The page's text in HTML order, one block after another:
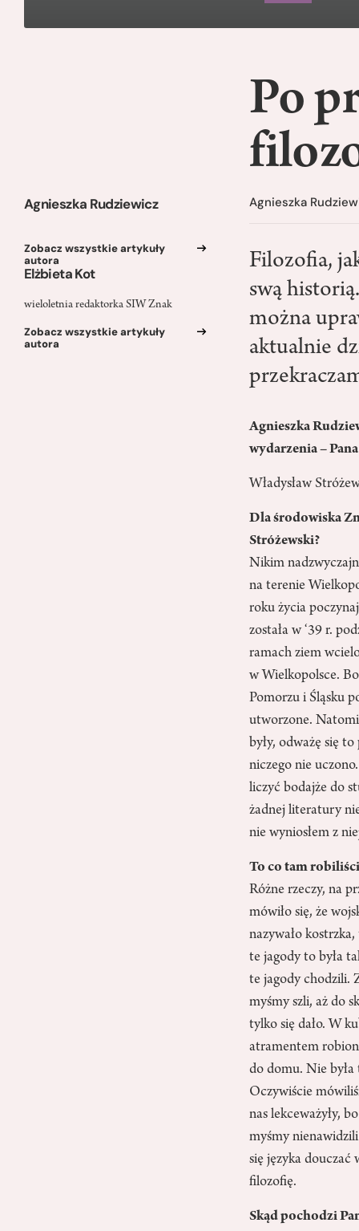
Agnieszka Rudziewicz
Zobacz wszystkie artykuły
autora
Elżbieta Kot
wieloletnia redaktorka SIW Znak
Zobacz wszystkie artykuły
autora
Po
Agnieszka
Filozofia,
swą
można
aktualnie
Agnieszka
wydarzenia –
Władysław
Dla środowiska
Stróżewski?
Nikim
na terenie
roku życia
została w ‘39 r.
ramach ziem
w Wielkopolsce.
Pomorzu i Śląsku
utworzone.
były, odważę się
niczego nie
liczyć bodajże do
żadnej literatury
nie wyniosłem z
To co tam
Różne rzeczy, na
mówiło się, że
nazywało
te jagody to była
te jagody chodzili.
myśmy szli, aż do
tylko się dało. W
atramentem
do domu. Nie
Oczywiście
nas lekceważyły,
myśmy
się języka douczać
filozofię.
Skąd pochodzi